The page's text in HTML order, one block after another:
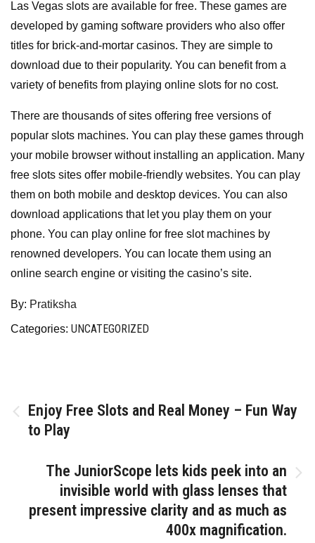
Las Vegas slots are available for free. These games are
developed by gaming software providers who also offer
titles for brick-and-mortar casinos. They are simple to
download due to their popularity. You can benefit from a
variety of benefits from playing online slots for no cost.
There are thousands of sites offering free versions of
popular slots machines. You can play these games through
your mobile browser without installing an application. Many
free slots sites offer mobile-friendly websites. You can play
them on both mobile and desktop devices. You can also
download applications that let you play them on your
phone. You can play online for free slot machines by
renowned developers. You can locate them using an
online search engine or visiting the casino’s site.
By: Pratiksha
Categories: UNCATEGORIZED
Post
navigation
Enjoy Free Slots and Real Money – Fun Way
to Play
The JuniorScope lets kids peek into an
invisible world with glass lenses that
present impressive clarity and as much as
400x magnification.